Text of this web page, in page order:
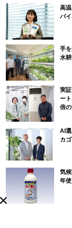
高
バ
手
水
実
ー
倍
AI
カ
気
年